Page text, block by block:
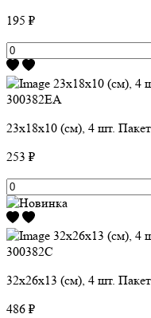
195 ₽
23х18х10 (см), 4 шт.
253 ₽
32х26х13 (см), 4 шт.
486 ₽